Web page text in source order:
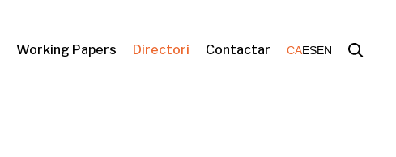
Working Papers Directori Contactar CAESEN